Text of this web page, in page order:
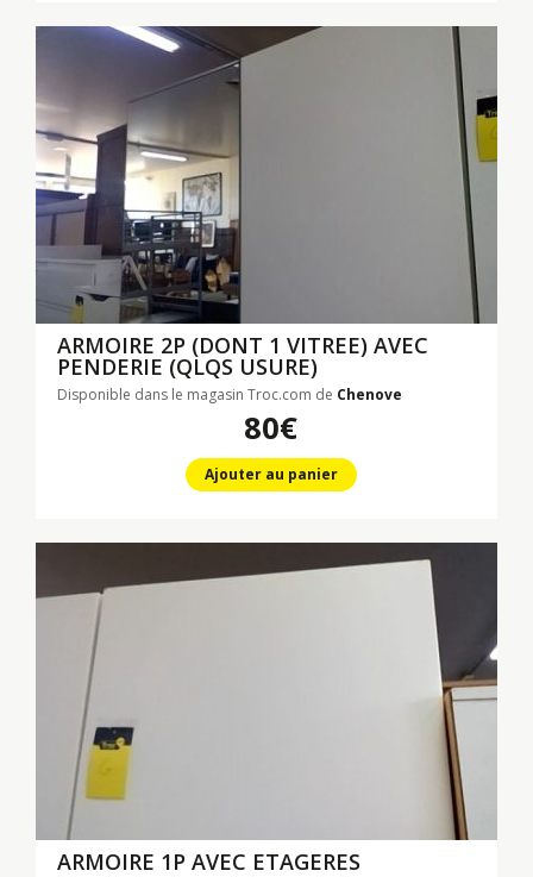
ARMOIRE 2P (DONT 1 VITREE) AVEC
PENDERIE (QLQS USURE)
Disponible dans le magasin Troc.com de Chenove
80€
Ajouter au panier
ARMOIRE 1P AVEC ETAGERES